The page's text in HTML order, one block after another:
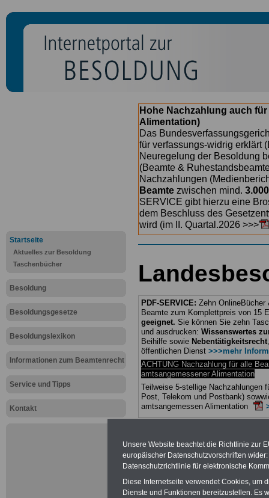
Startseite
Aktuelles zur Besoldung
Taschenbücher
Besoldung
Besoldungsgesetze
Besoldungslexikon
Informationen zum Beamtenrecht
Service und Tipps
Kontakt
Hohe Nachzahlung auch
Alimentation)
Das
für verfassungs-widrig erklärt
Neuregelung der Besoldung
(Beamte &
Nachzahlungen
Beamte zwischen mind.
SERVICE gibt hierzu eine
dem Beschluss des
wird (im II. Quartal.2026 >>>
PDF-SERVICE: Zehn
Beamte zum Komplettpreis von 15
geeignet. Sie können Sie zehn
und ausdrucken: Wissenswertes
Beihilfe sowie Nebentätigkeitsrecht
öffentlichen Dienst >>>mehr
ACHTUNG Nachzahlung für alle
amtsangemessener Alimentation
Teilweise 5-stellige Nachzahlungen
Post, Telekom und Postbank)
amtsangemessen Alimentation
abschließen!
Unsere Website beachtet die Richtlinie zur
europäischer Datenschutzvorschriften
Datenschutzrichtlinie für elektronische
Diese Internetseite verwendet Cookies, um
Dienste und Funktionen bereitzustellen. Es